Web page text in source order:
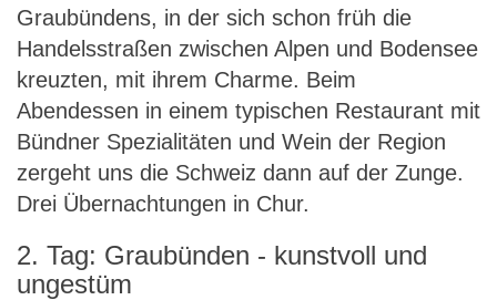
Graubündens, in der sich schon früh die
Handelsstraßen zwischen Alpen und Bodensee
kreuzten, mit ihrem Charme. Beim
Abendessen in einem typischen Restaurant mit
Bündner Spezialitäten und Wein der Region
zergeht uns die Schweiz dann auf der Zunge.
Drei Übernachtungen in Chur.
2. Tag: Graubünden - kunstvoll und
ungestüm